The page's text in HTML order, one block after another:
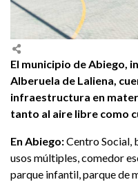
El municipio de Abiego,
Alberuela de Laliena,
infraestructura en
tanto al aire libre como
En Abiego:Centro Social,
usos múltiples, comedor
parque infantil, parque de